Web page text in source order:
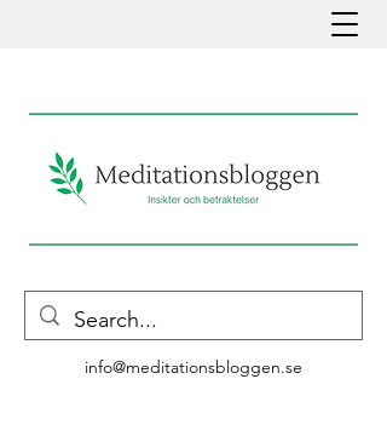
info@meditationsbloggen.se